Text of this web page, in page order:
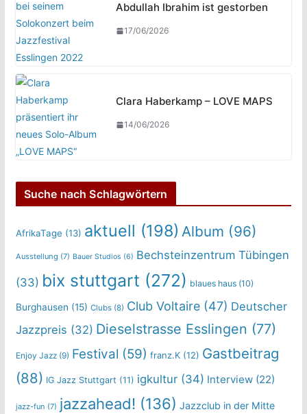
Abdullah Ibrahim ist gestorben
17/06/2026
Clara Haberkamp – LOVE MAPS
14/06/2026
Suche nach Schlagwörtern
AfrikaTage (13) aktuell (198) Album (96)
Ausstellung (7) Bauer Studios (6) Bechsteinzentrum Tübingen
(33) bix stuttgart (272) blaues haus(10)
Burghausen (15) Clubs(8) Club Voltaire(47) Deutscher
Jazzpreis (32) Dieselstrasse Esslingen (77)
Enjoy Jazz(9) Festival (59) franz.K(12) Gastbeitrag
(88) IG Jazz Stuttgart (11) igkultur(34) Interview(22)
jazz-fun (7) jazzahead! (136) Jazzclub in der Mitte